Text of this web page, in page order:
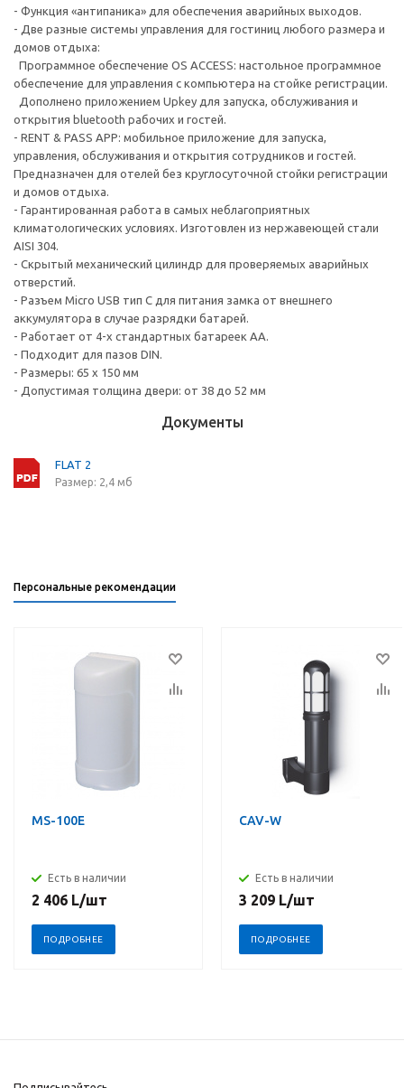
- Функция «антипаника» для обеспечения аварийных выходов.
- Две разные системы управления для гостиниц любого размера и
домов отдыха:
Программное обеспечение OS ACCESS: настольное программное
обеспечение для управления с компьютера на стойке регистрации.
Дополнено приложением Upkey для запуска, обслуживания и
открытия bluetooth рабочих и гостей.
- RENT & PASS APP: мобильное приложение для запуска,
управления, обслуживания и открытия сотрудников и гостей.
Предназначен для отелей без круглосуточной стойки регистрации
и домов отдыха.
- Гарантированная работа в самых неблагоприятных
климатологических условиях. Изготовлен из нержавеющей стали
AISI 304.
- Скрытый механический цилиндр для проверяемых аварийных
отверстий.
- Разъем Micro USB тип C для питания замка от внешнего
аккумулятора в случае разрядки батарей.
- Работает от 4-х стандартных батареек АА.
- Подходит для пазов DIN.
- Размеры: 65 х 150 мм
- Допустимая толщина двери: от 38 до 52 мм
Документы
FLAT 2
Размер: 2,4 мб
Персональные рекомендации
MS-100E
Есть в наличии
2 406 L/шт
ПОДРОБНЕЕ
CAV-W
Есть в наличии
3 209 L/шт
ПОДРОБНЕЕ